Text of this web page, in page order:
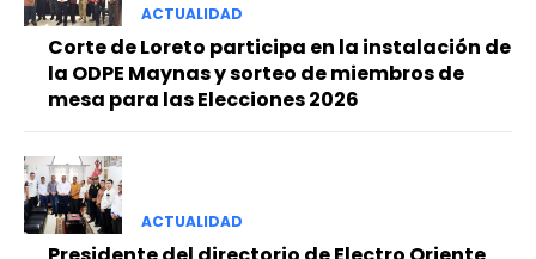
ACTUALIDAD
Corte de Loreto participa en la instalación de
la ODPE Maynas y sorteo de miembros de
mesa para las Elecciones 2026
ACTUALIDAD